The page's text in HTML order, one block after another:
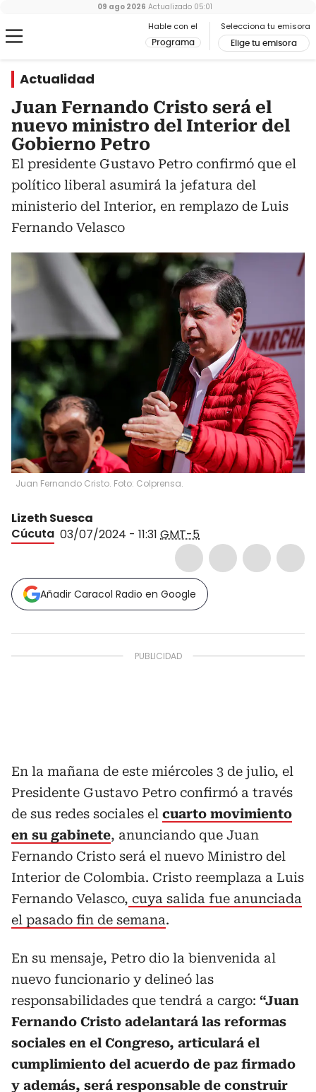
Hable con el
Programa
Selecciona tu emisora
Elige tu emisora
09 ago 2026 Actualizado 05:01
Actualidad
Juan Fernando Cristo será el
nuevo ministro del Interior del
Gobierno Petro
El presidente Gustavo Petro confirmó que el
político liberal asumirá la jefatura del
ministerio del Interior, en remplazo de Luis
Fernando Velasco
Juan Fernando Cristo. Foto: Colprensa.
Lizeth Suesca
Cúcuta 03/07/2024 - 11:31 GMT-5
Añadir Caracol Radio en Google
En la mañana de este miércoles 3 de julio, el
Presidente Gustavo Petro confirmó a través
de sus redes sociales el cuarto movimiento
en su gabinete, anunciando que Juan
Fernando Cristo será el nuevo Ministro del
Interior de Colombia. Cristo reemplaza a Luis
Fernando Velasco, cuya salida fue anunciada
el pasado fin de semana.
En su mensaje, Petro dio la bienvenida al
nuevo funcionario y delineó las
responsabilidades que tendrá a cargo: “Juan
Fernando Cristo adelantará las reformas
sociales en el Congreso, articulará el
cumplimiento del acuerdo de paz firmado
y además, será responsable de construir